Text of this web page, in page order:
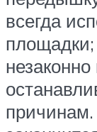
всегда